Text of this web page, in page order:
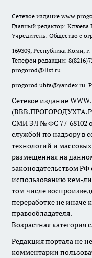
Сетевое издание
Главный редактор: Клюева
Учредитель: Общество с
169309, Республика Коми,
Телефон редакции:
progorod@list.ru
progorod.uhta@yandex.ru
Сетевое издание
СМИ ЭЛ № ФС 77-68102
службой по надзору в
технологий и
размещенная на
законодательством
использованию кем-
том числе
переработке не иначе
правообладателя.
Возрастная категория
Редакция портала не
комментарии